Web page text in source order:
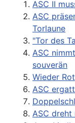
ASC II
ASC
Torlaune
"Tor des
ASC
souverän
Wieder
ASC
ASC dreht